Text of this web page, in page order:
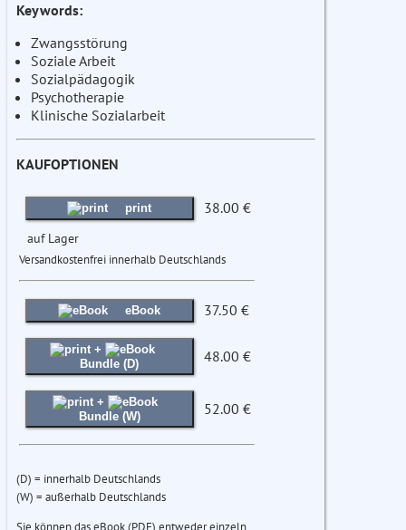
Keywords:
Zwangsstörung
Soziale Arbeit
Sozialpädagogik
Psychotherapie
Klinische Sozialarbeit
KAUFOPTIONEN
print 38.00 €
auf Lager
Versandkostenfrei innerhalb Deutschlands
eBook 37.50 €
+
Bundle (D)
48.00 €
+
Bundle (W)
52.00 €
(D) = innerhalb Deutschlands
(W) = außerhalb Deutschlands